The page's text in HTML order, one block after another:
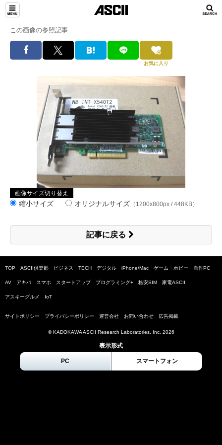
この画像の参照記事
お気に入り
画像サイズ切り替え
縮小サイズ オリジナルサイズ （1200x800px / 448KB）
記事に戻る
TOP ASCII倶楽部 ビジネス TECH デジタル iPhone/Mac ゲーム・ホビー 自作PC
AV アキバ スマホ スタートアップ プログラミング+ 格安SIM 家電ASCII
アスキーグルメ IoT
サイトポリシー プライバシーポリシー 運営会社 お問い合わせ 広告掲載
© KADOKAWA ASCII Research Laboratories, Inc. 2026
表示形式
PC スマートフォン